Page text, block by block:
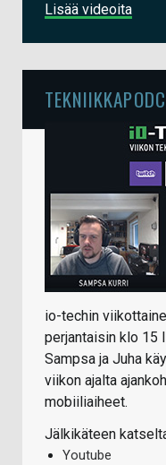
Lisää videoita
io-techin
perjantaisin klo 15
Sampsa ja Juha
viikon ajalta
mobiiliaiheet.
Jälkikäteen
Youtube